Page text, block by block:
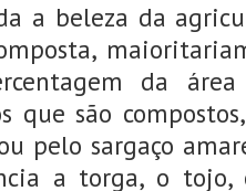
a beleza da
da
que são
pelo sargaço
a torga, o tojo,